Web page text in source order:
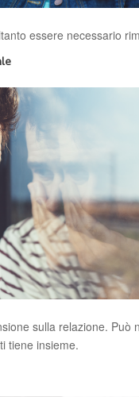
essere necessario
sulla relazione.
tiene insieme.